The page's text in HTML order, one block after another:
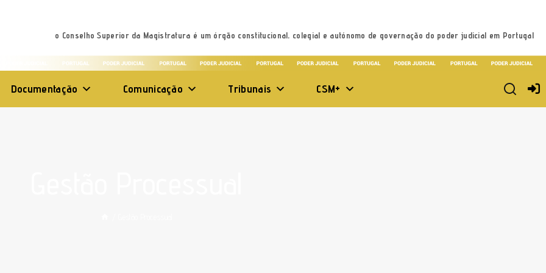
o Conselho Superior da Magistratura é um órgão constitucional, colegial e autónomo de governação do poder judicial em Portugal
Documentação Comunicação Tribunais CSM+